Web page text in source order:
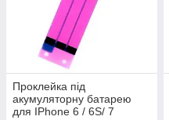
Проклейка під
акумуляторну батарею
для IPhone 6 / 6S/ 7